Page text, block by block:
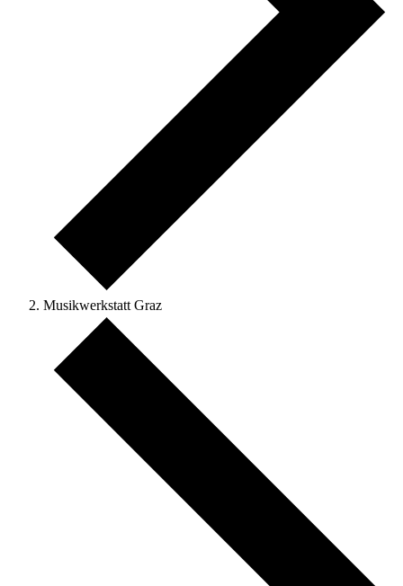
Musikwerkstatt Graz